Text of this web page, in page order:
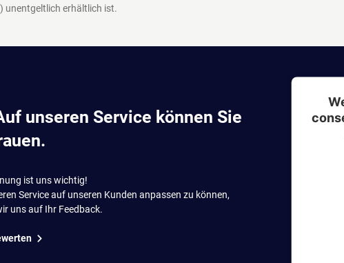
unentgeltlich erhältlich ist.
unseren Service können Sie
ist uns wichtig!
Service auf unseren Kunden anpassen zu können,
uns auf Ihr Feedback.